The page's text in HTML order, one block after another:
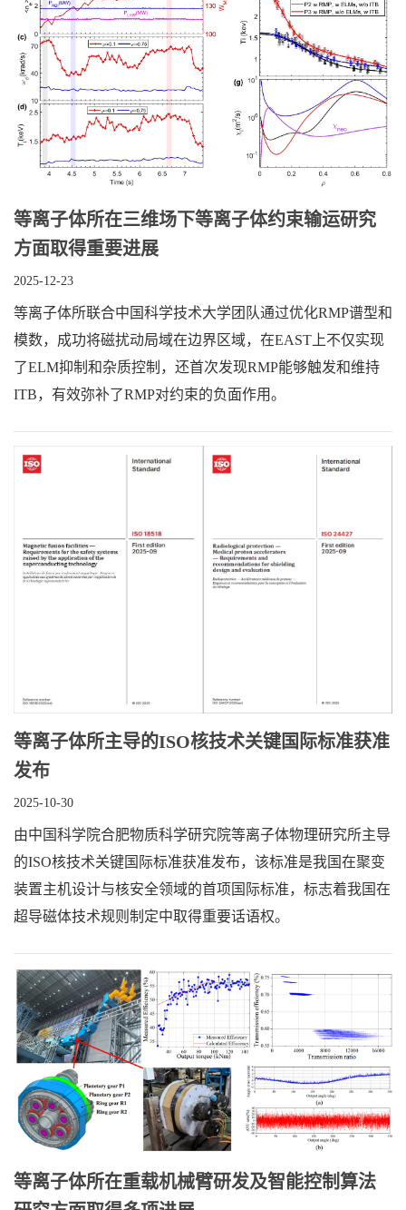
等离子体所在三维场下等离子体约束输运研究
方面取得重要进展​
2025-12-23
等离子体所联合中国科学技术大学团队通过优化RMP谱型和
模数，成功将磁扰动局域在边界区域，在EAST上不仅实现
了ELM抑制和杂质控制，还首次发现RMP能够触发和维持
ITB，有效弥补了RMP对约束的负面作用。
等离子体所主导的ISO核技术关键国际标准获准
发布
2025-10-30
由中国科学院合肥物质科学研究院等离子体物理研究所主导
的ISO核技术关键国际标准获准发布，该标准是我国在聚变
装置主机设计与核安全领域的首项国际标准，标志着我国在
超导磁体技术规则制定中取得重要话语权。
等离子体所在重载机械臂研发及智能控制算法